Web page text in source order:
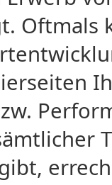
Oftmals